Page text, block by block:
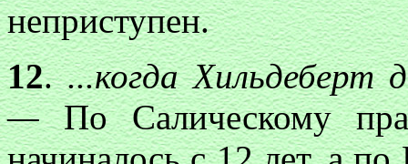
неприступен.
12....когда Хильдеберт
—По Салическому